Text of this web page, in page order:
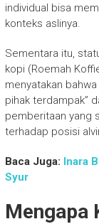
individual bisa
konteks aslinya.
Sementara itu,
kopi (Roemah
menyatakan
pihak terdampak”
pemberitaan yang
terhadap posisi
Baca Juga: Inara
Syur
Mengapa